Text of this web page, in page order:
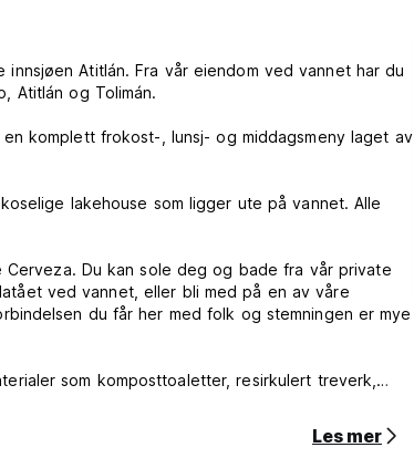
Atitlán. Fra vår eiendom ved vannet har du
Atitlán og Tolimán.
komplett frokost-, lunsj- og middagsmeny laget av
lakehouse som ligger ute på vannet. Alle
Du kan sole deg og bade fra vår private
ved vannet, eller bli med på en av våre
du får her med folk og stemningen er mye
som komposttoaletter, resirkulert treverk,
– kun 10 minutter med båt fra hovedbryggen i
Les mer